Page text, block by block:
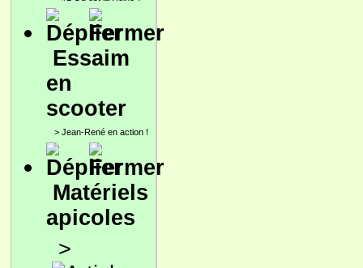
Essaim
en
scooter
> Jean-René en action !
Matériels
apicoles
>